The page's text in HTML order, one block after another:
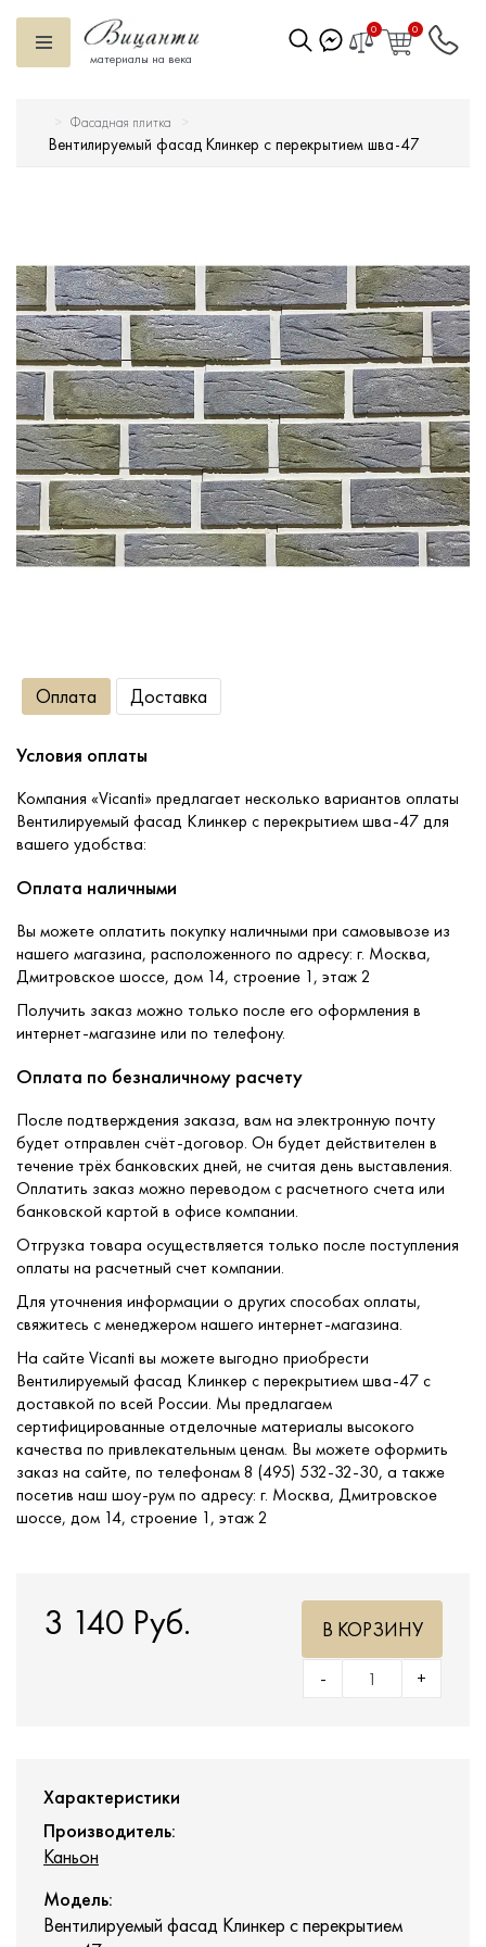
материалы на века
0 0
Искусственный камень
Тротуарная плитка
Террасная доска
Ступени
Сухие смеси
Сопутствующие товары
Услуги
Портфолио
Доставка
Фасадная плитка
Вентилируемый фасад Клинкер с перекрытием шва-47
Оплата Доставка
Условия оплаты
Компания «Vicanti» предлагает несколько вариантов оплаты
Вентилируемый фасад Клинкер с перекрытием шва-47 для
вашего удобства:
Оплата наличными
Вы можете оплатить покупку наличными при самовывозе из
нашего магазина, расположенного по адресу: г. Москва,
Дмитровское шоссе, дом 14, строение 1, этаж 2
Получить заказ можно только после его оформления в
интернет-магазине или по телефону.
Оплата по безналичному расчету
После подтверждения заказа, вам на электронную почту
будет отправлен счёт-договор. Он будет действителен в
течение трёх банковских дней, не считая день выставления.
Оплатить заказ можно переводом с расчетного счета или
банковской картой в офисе компании.
Отгрузка товара осуществляется только после поступления
оплаты на расчетный счет компании.
Для уточнения информации о других способах оплаты,
свяжитесь с менеджером нашего интернет-магазина.
На сайте Vicanti вы можете выгодно приобрести
Вентилируемый фасад Клинкер с перекрытием шва-47 с
доставкой по всей России. Мы предлагаем
сертифицированные отделочные материалы высокого
качества по привлекательным ценам. Вы можете оформить
заказ на сайте, по телефонам 8 (495) 532-32-30, а также
посетив наш шоу-рум по адресу: г. Москва, Дмитровское
шоссе, дом 14, строение 1, этаж 2
3 140 Руб.
+
-
В КОРЗИНУ
Характеристики
Производитель:
Каньон
Модель:
Вентилируемый фасад Клинкер с перекрытием